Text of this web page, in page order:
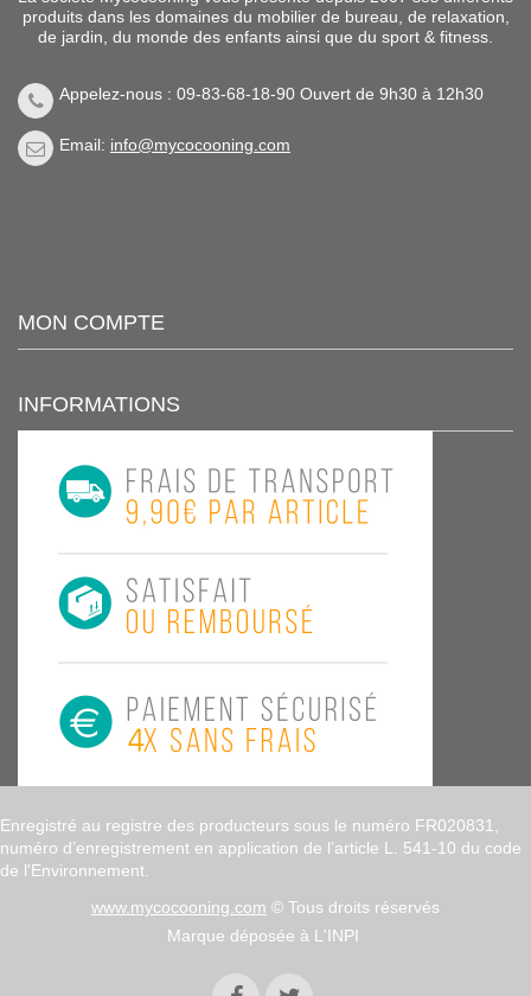
produits dans les domaines du mobilier de bureau, de relaxation,
de jardin, du monde des enfants ainsi que du sport & fitness.
Appelez-nous : 09-83-68-18-90 Ouvert de 9h30 à 12h30
Email: info@mycocooning.com
MON COMPTE
INFORMATIONS
Enregistré au registre des producteurs sous le numéro FR020831,
numéro d’enregistrement en application de l’article L. 541-10 du code
de l'Environnement.
www.mycocooning.com © Tous droits réservés
Marque déposée à L'INPI